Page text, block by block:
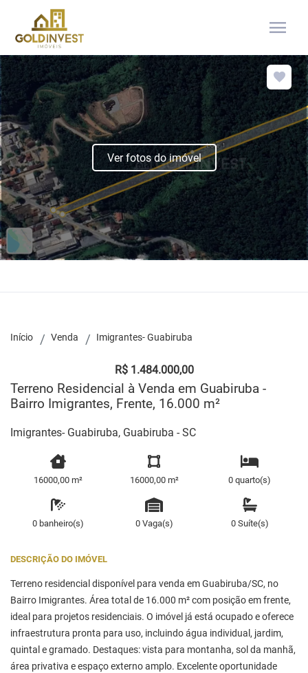
menu
Ver fotos do imóvel
Início Venda Imigrantes- Guabiruba
R$ 1.484.000,00
Terreno Residencial à Venda em Guabiruba -
Bairro Imigrantes, Frente, 16.000 m²
Imigrantes- Guabiruba, Guabiruba - SC
16000,00 m² 16000,00 m² 0 quarto(s)
0 banheiro(s) 0 Vaga(s) 0 Suíte(s)
DESCRIÇÃO DO IMÓVEL
Terreno residencial disponível para venda em Guabiruba/SC, no
Bairro Imigrantes. Área total de 16.000 m² com posição em frente,
ideal para projetos residenciais. O imóvel já está ocupado e oferece
infraestrutura pronta para uso, incluindo água individual, jardim,
quintal e gramado. Destaques: vista para montanha, sol da manhã,
área privativa e espaço externo amplo. Excelente oportunidade